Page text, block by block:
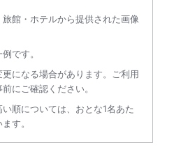
館・ホテルから提供された画像
です。
になる場合があります。ご利用
にご確認ください。
順については、おとな1名あた
す。